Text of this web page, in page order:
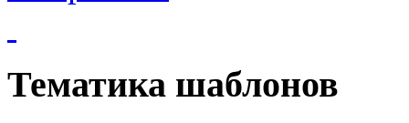
Тематика шаблонов